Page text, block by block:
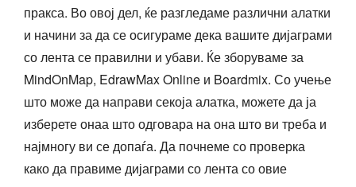
пракса. Во овој дел, ќе разгледаме различни алатки
и начини за да се осигураме дека вашите дијаграми
со лента се правилни и убави. Ќе зборуваме за
MindOnMap, EdrawMax Online и Boardmix. Со учење
што може да направи секоја алатка, можете да ја
изберете онаа што одговара на она што ви треба и
најмногу ви се допаѓа. Да почнеме со проверка
како да правиме дијаграми со лента со овие